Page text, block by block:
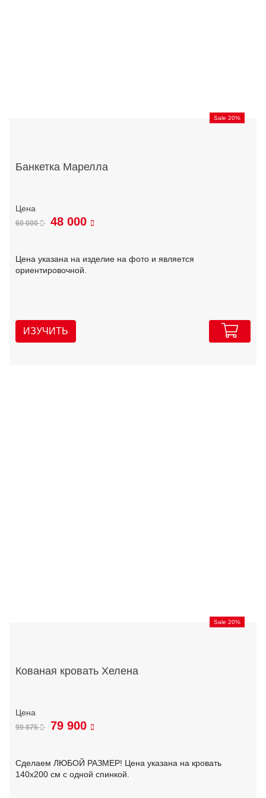
Sale 20%
Банкетка Марелла
60 000 48 000
Цена указана на изделие на фото и является
ориентировочной.
ИЗУЧИТЬ
Sale 20%
Кованая кровать Хелена
99 875 79 900
Сделаем ЛЮБОЙ РАЗМЕР! Цена указана на кровать
140х200 см с одной спинкой.